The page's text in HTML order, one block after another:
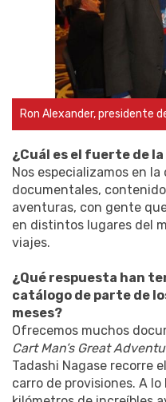
Ron Alexander, presidente
¿Cuál es el fuerte de
Nos especializamos en
documentales,
aventuras, con gente
en distintos lugares del
viajes.
¿Qué respuesta han
catálogo de parte de
meses?
Ofrecemos muchos
Cart Man’s Great
Tadashi Nagase recorre
carro de provisiones. A